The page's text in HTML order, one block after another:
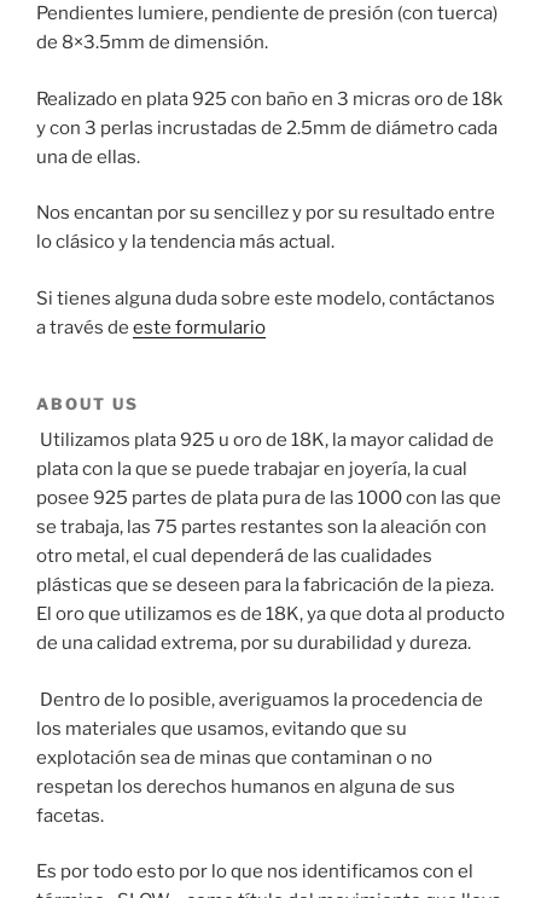
Pendientes lumiere, pendiente de presión (con tuerca)
de 8×3.5mm de dimensión.
Realizado en plata 925 con baño en 3 micras oro de 18k
y con 3 perlas incrustadas de 2.5mm de diámetro cada
una de ellas.
Nos encantan por su sencillez y por su resultado entre
lo clásico y la tendencia más actual.
Si tienes alguna duda sobre este modelo, contáctanos
a través de este formulario
ABOUT US
Utilizamos plata 925 u oro de 18K, la mayor calidad de
plata con la que se puede trabajar en joyería, la cual
posee 925 partes de plata pura de las 1000 con las que
se trabaja, las 75 partes restantes son la aleación con
otro metal, el cual dependerá de las cualidades
plásticas que se deseen para la fabricación de la pieza.
El oro que utilizamos es de 18K, ya que dota al producto
de una calidad extrema, por su durabilidad y dureza.
Dentro de lo posible, averiguamos la procedencia de
los materiales que usamos, evitando que su
explotación sea de minas que contaminan o no
respetan los derechos humanos en alguna de sus
facetas.
Es por todo esto por lo que nos identificamos con el